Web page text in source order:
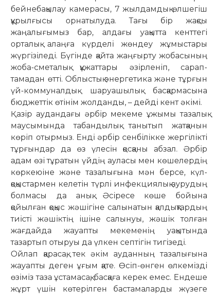
бейне­ба­қылау камерасы, 7 жылдамдық өл­шегіш
құрылғысы орнатылуда. Тағы бір жақсы
жаңалығымыз бар, алдағы уақытта кенттегі
орталық алаңға күр­делі жөндеу жұмыстары
жүргізіледі. Бү­гінде қайта жаңғырту жобасының
жоба-сметалық құжаттары әзірленіп, са­рап­
тамадан өтті. Облыстық энергетика және тұрғын
үй-коммуналдық шаруа­шылық басқармасына
бюджеттік өтінім жолданды, – дейді кент әкімі.
Қазір аудандағы әрбір мекеме ұжымы тазалық
маусымында табан­ды­лық танытып жатқанын
көріп отырмыз. Енді әрбір сенбілікке жергілікті
тұр­ғындар да өз үлесін қосқаны аб­зал. Әрбір
адам өзі тұратын үйдің ауласы мен көшелердің
көркеюіне және та­за­лығына мән берсе, күл-
қоқыс­тармен ке­летін түрлі инфекциялық аурудың
болмасы да анық. Әсіресе көше бойына
қойылған қоқыс жәшігіне салынатын қал­дықтардың
тиісті жәшіктің ішіне са­лынуы, жәшік толған
жағдайда жауапты мекеменің уақытында
тазартып отыруы да үлкен септігін тигізеді.
Ойлап қарасақ, тек әкім ауданның та­залығына
жауапты деген ұғым қате. Өсіп-өнген өлкемізді
өзіміз таза ұста­масақ, басқаға керек емес. Ен­деше
жұрт үшін көтерілген бас­та­ма­ларды жүзеге